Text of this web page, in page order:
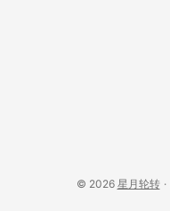
© 2026 星月轮转 ·